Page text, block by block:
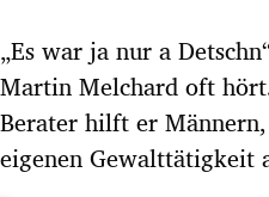
Untermenü
Untermenü
„Es war ja nur a
Martin Melchard oft
Berater hilft er
eigenen Gewalttätigkeit